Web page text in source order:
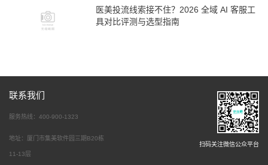
医美投流线索接不住？2026 全域 AI 客服工
具对比评测与选型指南
联系我们
服务热线：400-900-1323
地址：厦门市集美软件园三期B20栋
11-13层
扫码关注微信公众平台